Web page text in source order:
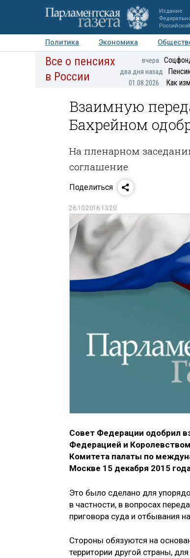
Издание
Политика Экономика
Авторы Персоны Мнения
Все о пенсиях
в России
вчера
два дня назад
01.08.2026 Как
Взаимную
Бахрейном
На пленарном
соглашение
Поделиться
26.10.2016 13:20
Совет Федерации одобрил
Федерацией и
Комитета палаты по
Москве 15 декабря 2015
Это было сделано для
в частности, в вопросах
приговора суда и отбывания
Стороны обязуются на
территории другой страны,